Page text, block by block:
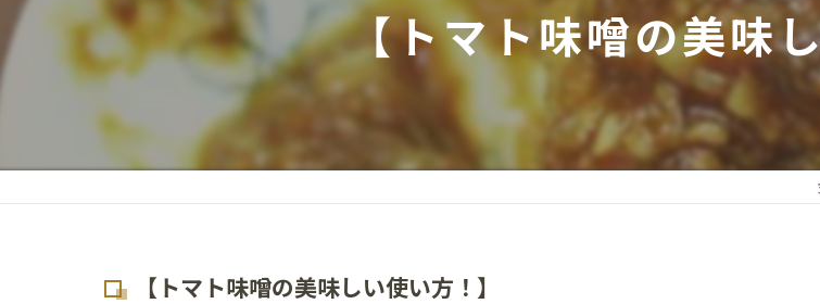
【トマト味噌の美味
【トマト味噌の美味しい使い方！】